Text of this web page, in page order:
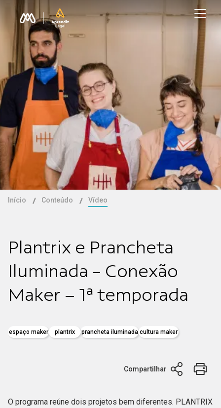
Início Conteúdo Vídeo
Plantrix e Prancheta
Iluminada - Conexão
Maker – 1ª temporada
espaço maker plantrix prancheta iluminada cultura maker
Compartilhar
O programa reúne dois projetos bem diferentes. PLANTRIX